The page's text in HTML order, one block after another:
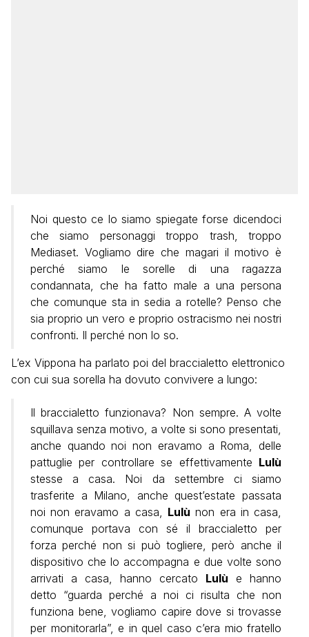
Noi questo ce lo siamo spiegate forse dicendoci
che siamo personaggi troppo trash, troppo
Mediaset. Vogliamo dire che magari il motivo è
perché siamo le sorelle di una ragazza
condannata, che ha fatto male a una persona
che comunque sta in sedia a rotelle? Penso che
sia proprio un vero e proprio ostracismo nei nostri
confronti. Il perché non lo so.
L’ex Vippona ha parlato poi del braccialetto elettronico
con cui sua sorella ha dovuto convivere a lungo:
Il braccialetto funzionava? Non sempre. A volte
squillava senza motivo, a volte si sono presentati,
anche quando noi non eravamo a Roma, delle
pattuglie per controllare se effettivamente Lulù
stesse a casa. Noi da settembre ci siamo
trasferite a Milano, anche quest’estate passata
noi non eravamo a casa, Lulù non era in casa,
comunque portava con sé il braccialetto per
forza perché non si può togliere, però anche il
dispositivo che lo accompagna e due volte sono
arrivati a casa, hanno cercato Lulù e hanno
detto “guarda perché a noi ci risulta che non
funziona bene, vogliamo capire dove si trovasse
per monitorarla”, e in quel caso c’era mio fratello